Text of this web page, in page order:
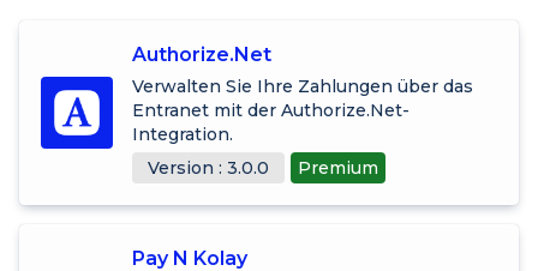
Authorize.Net
Verwalten Sie Ihre Zahlungen über das
Entranet mit der Authorize.Net-
Integration.
Version : 3.0.0
Premium
Pay N Kolay